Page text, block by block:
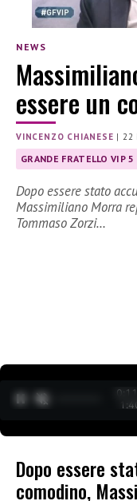
NEWS
essere un
VINCENZO CHIANESE |22
GRANDE FRATELLO VIP 5
Dopo essere stato
Massimiliano Morra
Tommaso Zorzi…
Dopo essere
comodino,